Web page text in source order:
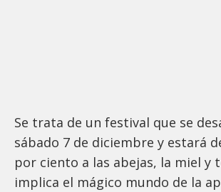
Se trata de un festival que se
sábado 7 de diciembre y estará
por ciento a las abejas, la miel y
implica el mágico mundo de la